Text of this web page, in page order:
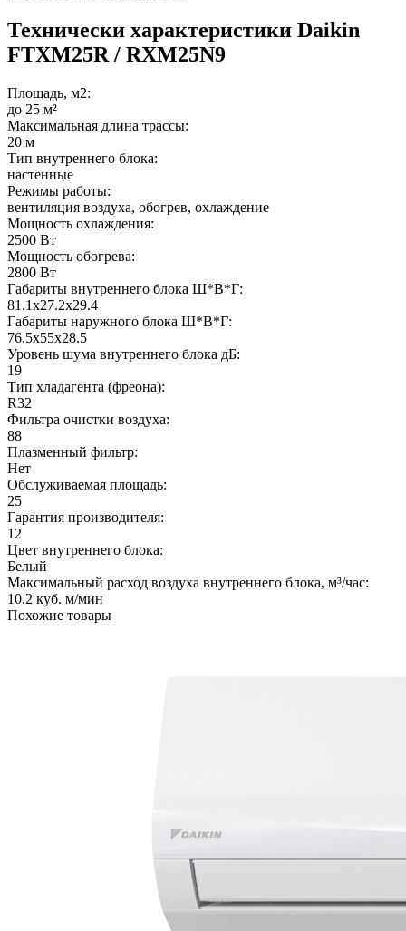
Технически характеристики Daikin
FTXM25R / RXM25N9
Площадь, м2:
до 25 м²
Максимальная длина трассы:
20 м
Тип внутреннего блока:
настенные
Режимы работы:
вентиляция воздуха, обогрев, охлаждение
Мощность охлаждения:
2500 Вт
Мощность обогрева:
2800 Вт
Габариты внутреннего блока Ш*В*Г:
81.1x27.2x29.4
Габариты наружного блока Ш*В*Г:
76.5x55x28.5
Уровень шума внутреннего блока дБ:
19
Тип хладагента (фреона):
R32
Фильтра очистки воздуха:
88
Плазменный фильтр:
Нет
Обслуживаемая площадь:
25
Гарантия производителя:
12
Цвет внутреннего блока:
Белый
Максимальный расход воздуха внутреннего блока, м³/час:
10.2 куб. м/мин
Похожие товары